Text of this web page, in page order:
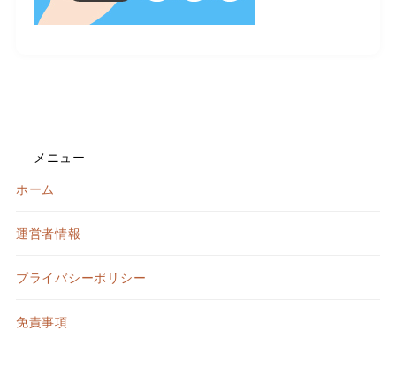
メニュー
ホーム
運営者情報
プライバシーポリシー
免責事項